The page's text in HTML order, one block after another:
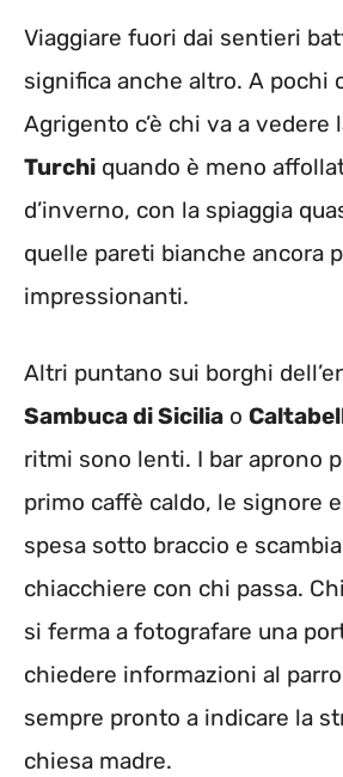
Viaggiare fuori dai sentieri
significa anche altro. A pochi
Agrigento c’è chi va a vedere
Turchi quando è meno
d’inverno, con la spiaggia
quelle pareti bianche ancora
impressionanti.
Altri puntano sui borghi
Sambuca di Sicilia o
ritmi sono lenti. I bar aprono
primo caffè caldo, le signore
spesa sotto braccio e
chiacchiere con chi passa.
si ferma a fotografare una
chiedere informazioni al
sempre pronto a indicare la
chiesa madre.